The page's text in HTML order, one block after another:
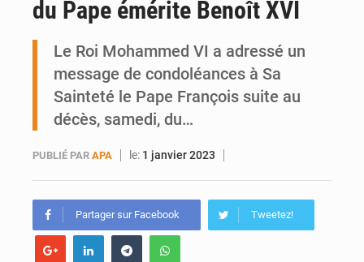
Mobilité étudiante : une présence africaine en hausse dans les universités russes
Emploi des jeunes au Mali : des compétences encore difficiles à valoriser
du Pape émérite Benoît XVI
Le Roi Mohammed VI a adressé un
message de condoléances à Sa
Sainteté le Pape François suite au
décès, samedi, du…
PUBLIÉ PAR APA le: 1 janvier 2023
Partager sur Facebook Tweetez!